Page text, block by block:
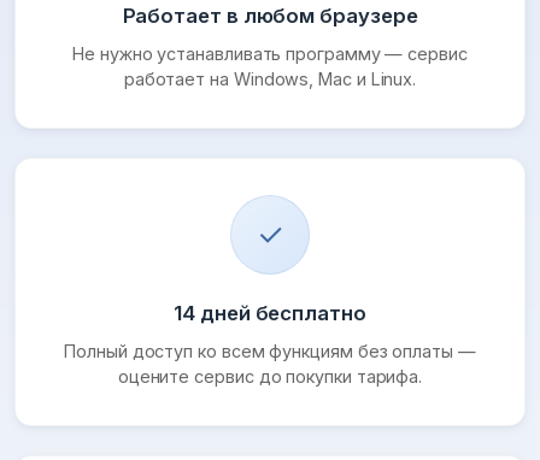
Работает в любом браузере
Не нужно устанавливать программу — сервис
работает на Windows, Mac и Linux.
✓
14 дней бесплатно
Полный доступ ко всем функциям без оплаты —
оцените сервис до покупки тарифа.